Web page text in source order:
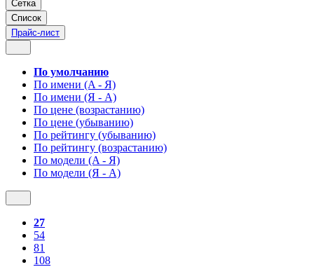
Сетка
Список
Прайс-лист
По умолчанию
По имени (A - Я)
По имени (Я - A)
По цене (возрастанию)
По цене (убыванию)
По рейтингу (убыванию)
По рейтингу (возрастанию)
По модели (A - Я)
По модели (Я - A)
27
54
81
108